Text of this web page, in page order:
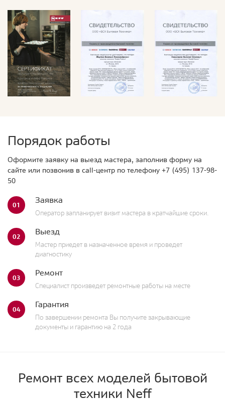
Порядок работы
Оформите заявку на выезд мастера, заполнив форму на
сайте или позвонив в call-центр по телефону +7 (495) 137-98-
50
01 Заявка
Оператор запланирует визит мастера в кратчайшие сроки.
02 Выезд
Мастер приедет в назначенное время и проведет
диагностику
03 Ремонт
Специалист произведет ремонтные работы на месте
04 Гарантия
По завершении ремонта Вы получите закрывающие
документы и гарантию на 2 года
Ремонт всех моделей бытовой
техники Neff